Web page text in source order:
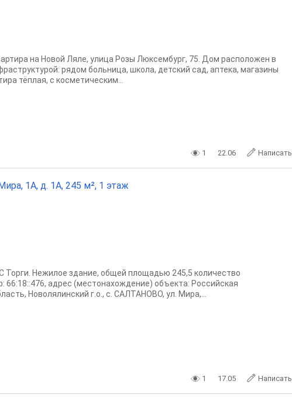
на Новой Ляле, улица Розы Люксембург, 75. Дом расположен в
рядом больница, школа, детский сад, аптека, магазины
тёплая, с косметическим...
1 22.06 Написать
1А, д. 1А, 245 м², 1 этаж
Торги. Нежилое здание, общей площадью 245,5 количество
66:18::476, адрес (местонахождение) объекта: Российская
Новолялинский г.о., с. САЛТАНОВО, ул. Мира,...
1 17.05 Написать